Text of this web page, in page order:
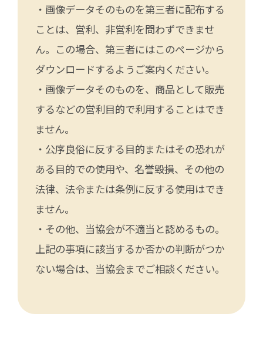
・画像データそのものを第三者に配布する
ことは、営利、非営利を問わずできませ
ん。この場合、第三者にはこのページから
ダウンロードするようご案内ください。
・画像データそのものを、商品として販売
するなどの営利目的で利用することはでき
ません。
・公序良俗に反する目的またはその恐れが
ある目的での使用や、名誉毀損、その他の
法律、法令または条例に反する使用はでき
ません。
・その他、当協会が不適当と認めるもの。
上記の事項に該当するか否かの判断がつか
ない場合は、当協会までご相談ください。